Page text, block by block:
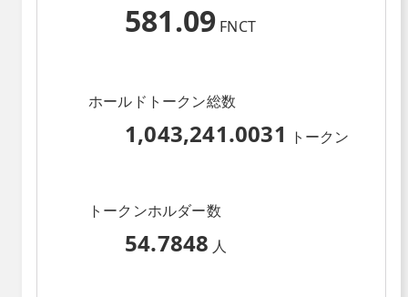
581.09 FNCT
ホールドトークン総数
1,043,241.0031 トークン
トークンホルダー数
54.7848 人